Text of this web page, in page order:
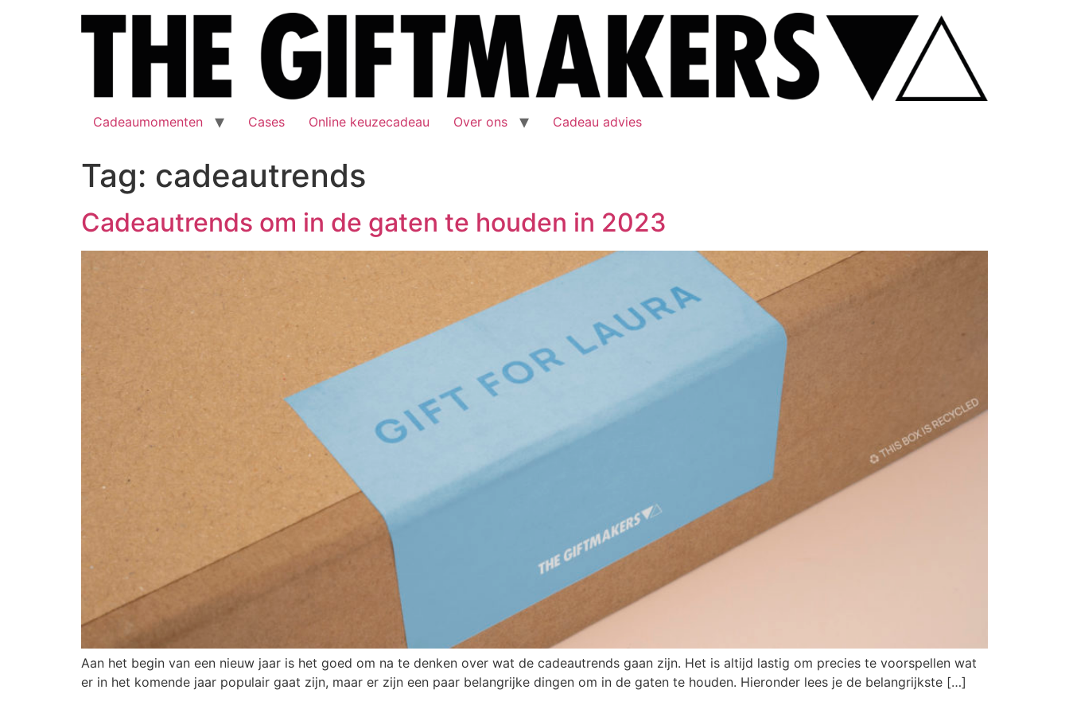
Cadeaumomenten Cases Online keuzecadeau Over ons Cadeau advies
Tag: cadeautrends
Cadeautrends om in de gaten te houden in 2023
Aan het begin van een nieuw jaar is het goed om na te denken over wat de cadeautrends gaan zijn. Het is altijd lastig om precies te voorspellen wat
er in het komende jaar populair gaat zijn, maar er zijn een paar belangrijke dingen om in de gaten te houden. Hieronder lees je de belangrijkste […]